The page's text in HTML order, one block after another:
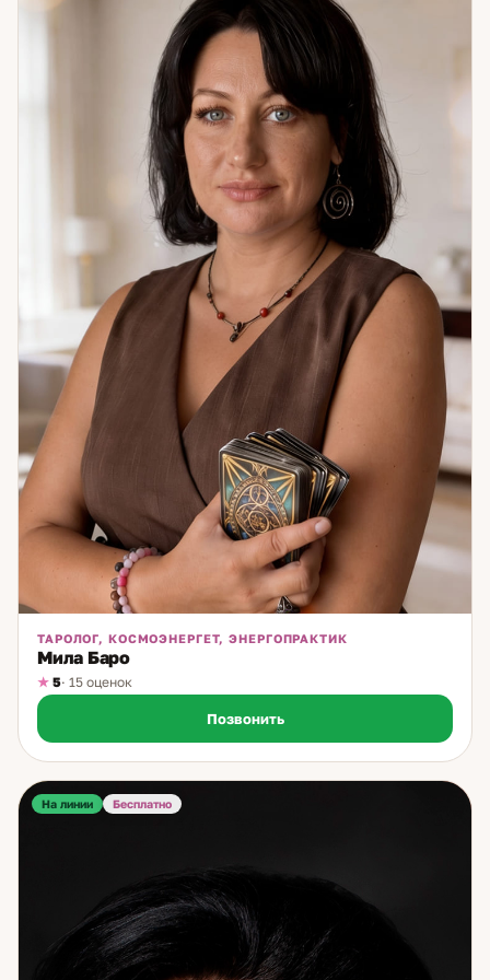
знаешь, как поступить; определение негативных влияний
и работа по очищению состояния. Отдельная практика —
работа с воском: помогает выявить и снять то, что создаёт
внутреннее напряжение и блокирует движение. Если
ситуация запуталась — я помогу в ней разобраться.
ТАРОЛОГ, КОСМОЭНЕРГЕТ, ЭНЕРГОПРАКТИК
Мила Баро
5· 15 оценок
Позвонить
На линии Бесплатно